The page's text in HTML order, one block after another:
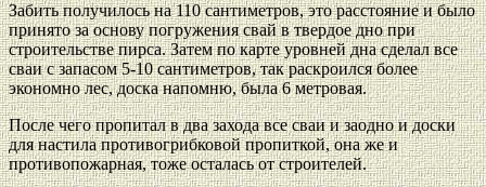
Забить получилось на 110 сантиметров, это расстояние и было
принято за основу погружения свай в твердое дно при
строительстве пирса. Затем по карте уровней дна сделал все
сваи с запасом 5-10 сантиметров, так раскроился более
экономно лес, доска напомню, была 6 метровая.
После чего пропитал в два захода все сваи и заодно и доски
для настила противогрибковой пропиткой, она же и
противопожарная, тоже осталась от строителей.